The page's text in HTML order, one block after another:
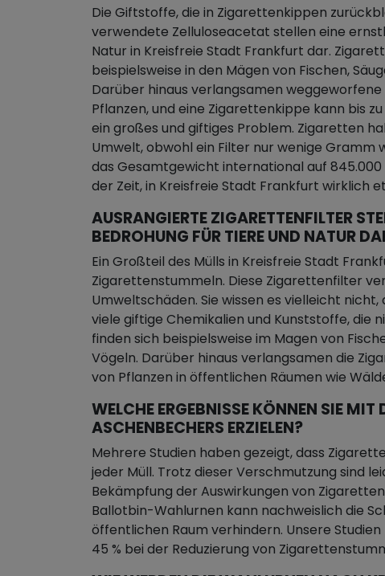
Die Giftstoffe, die in Zigarettenkippen
verwendete Zelluloseacetat stellen eine
Natur in Kreisfreie Stadt Frankfurt dar.
beispielsweise in den Mägen von Fischen,
Darüber hinaus verlangsamen
Pflanzen, und eine Zigarettenkippe kann bis
ein großes und giftiges Problem. Zigaretten
Umwelt, obwohl ein Filter nur wenige Gramm
das Gesamtgewicht international auf 845.000
der Zeit, in Kreisfreie Stadt Frankfurt wirklich
AUSRANGIERTE ZIGARETTENFILTER
BEDROHUNG FÜR TIERE UND NATUR
Ein Großteil des Mülls in Kreisfreie Stadt
Zigarettenstummeln. Diese Zigarettenfilter
Umweltschäden. Sie wissen es vielleicht
viele giftige Chemikalien und Kunststoffe, die
finden sich beispielsweise im Magen von
Vögeln. Darüber hinaus verlangsamen die
von Pflanzen in öffentlichen Räumen wie
WELCHE ERGEBNISSE KÖNNEN SIE
ASCHENBECHERS ERZIELEN?
Mehrere Studien haben gezeigt, dass
jeder Müll. Trotz dieser Verschmutzung sind
Bekämpfung der Auswirkungen von
Ballotbin-Wahlurnen kann nachweislich die
öffentlichen Raum verhindern. Unsere
45 % bei der Reduzierung von